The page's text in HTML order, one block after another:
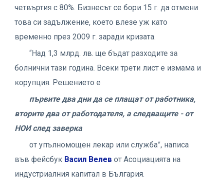
четвъртия с 80%. Бизнесът се бори 15 г. да отмени
това си задължение, което влезе уж като
временно през 2009 г. заради кризата.
“Над 1,3 млрд. лв. ще бъдат разходите за
болнични тази година. Всеки трети лист е измама и
корупция. Решението е
първите два дни да се плащат от работника,
вторите два от работодателя, а следващите - от
НОИ след заверка
от упълномощен лекар или служба”, написа
във фейсбук Васил Велев от Асоциацията на
индустриалния капитал в България.